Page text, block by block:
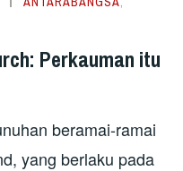
Perkauman itu
beramai-ramai
yang berlaku pada